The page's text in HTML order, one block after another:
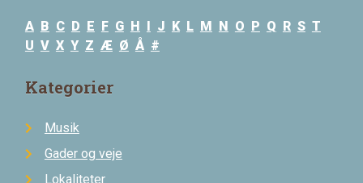
A B C D E F G H I J K L M N O P Q R S T
U V X Y Z Æ Ø Å #
Kategorier
Musik
Gader og veje
Lokaliteter